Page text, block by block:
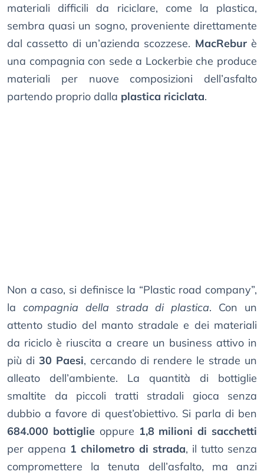
materiali difficili da riciclare, come la plastica,
sembra quasi un sogno, proveniente direttamente
dal cassetto di un’azienda scozzese. MacReburè
una compagnia con sede a Lockerbie che produce
materiali per nuove composizioni dell’asfalto
partendo proprio dalla plastica riciclata.
Non a caso, si definisce la “Plastic road company”,
la compagnia della strada di plastica. Con un
attento studio del manto stradale e dei materiali
da riciclo è riuscita a creare un business attivo in
più di 30 Paesi, cercando di rendere le strade un
alleato dell’ambiente. La quantità di bottiglie
smaltite da piccoli tratti stradali gioca senza
dubbio a favore di quest’obiettivo. Si parla di ben
684.000 bottiglieoppure 1,8 milioni di sacchetti
per appena 1 chilometro di strada, il tutto senza
compromettere la tenuta dell’asfalto, ma anzi